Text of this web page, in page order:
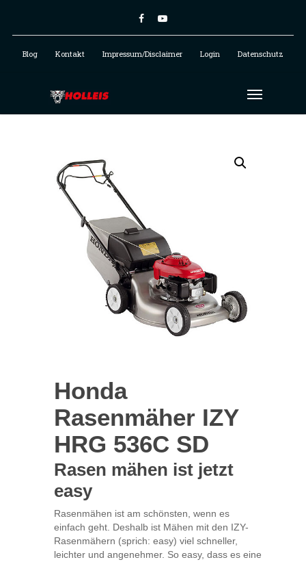
Blog Kontakt Impressum/Disclaimer Login Datenschutz
Honda
Rasenmäher IZY
HRG 536C SD
Rasen mähen ist jetzt
easy
Rasenmähen ist am schönsten, wenn es
einfach geht. Deshalb ist Mähen mit den IZY-
Rasenmähern (sprich: easy) viel schneller,
leichter und angenehmer. So easy, dass es eine